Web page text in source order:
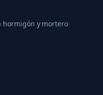
hormigón y mortero